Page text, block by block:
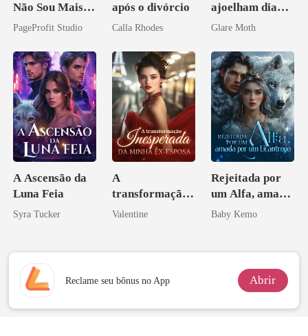
Não Sou Mais
Sua Bolsa de
PageProfit Studio
após o divórcio
Calla Rhodes
ajoelham diante
de mim
Glare Moth
A Ascensão da
Luna Feia
Syra Tucker
A
transformação
inesperada da
Valentine
Rejeitada por
um Alfa, amada
por um
Baby Kemo
Reclame seu bônus no App Abrir